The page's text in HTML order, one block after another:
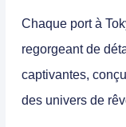
Chaque port à
regorgeant de
captivantes,
des univers de